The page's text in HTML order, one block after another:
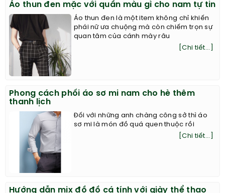
Áo thun đen mặc với quần màu gì cho nam tự tin
Áo thun đen là một item không chỉ khiến
phái nữ ưa chuộng mà còn chiếm trọn sự
quan tâm của cánh mày râu
[Chi tiết...]
Phong cách phối áo sơ mi nam cho hè thêm
thanh lịch
Đối với những anh chàng công sở thì áo
sơ mi là món đồ quá quen thuộc rồi
[Chi tiết...]
Hướng dẫn mix đồ đồ cá tính với giày thể thao